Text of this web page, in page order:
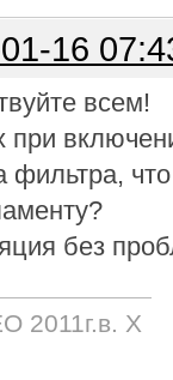
16
всем!
при
фильтра,
без
2011г.в. Х